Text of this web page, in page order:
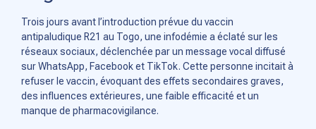
Trois jours avant l’introduction prévue du vaccin
antipaludique R21 au Togo, une infodémie a éclaté sur les
réseaux sociaux, déclenchée par un message vocal diffusé
sur WhatsApp, Facebook et TikTok. Cette personne incitait à
refuser le vaccin, évoquant des effets secondaires graves,
des influences extérieures, une faible efficacité et un
manque de pharmacovigilance.